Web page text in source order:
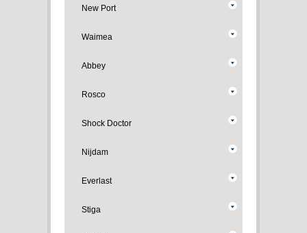
New Port
Waimea
Abbey
Rosco
Shock Doctor
Nijdam
Everlast
Stiga